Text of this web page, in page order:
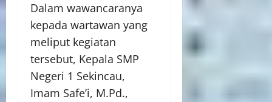
Dalam wawancaranya
kepada wartawan yang
meliput kegiatan
tersebut, Kepala SMP
Negeri 1 Sekincau,
Imam Safe’i, M.Pd.,